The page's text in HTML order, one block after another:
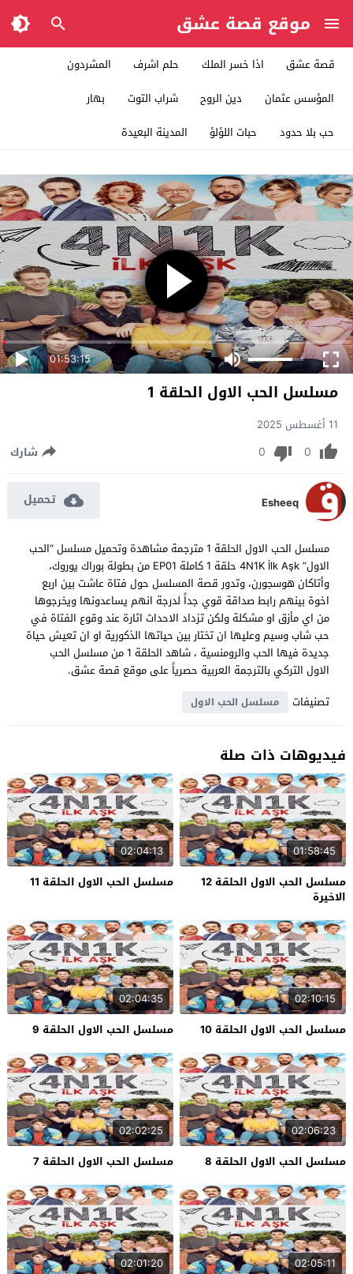
موقع قصة عشق
قصة عشق اذا خسر الملك حلم اشرف
المشردون
المؤسس عثمان
دين الروح شراب التوت
بهار
حب بلا حدود
حبات اللؤلؤ المدينة البعيدة
01:53:15
مسلسل الحب الاول الحلقة 1
11 أغسطس 2025
0
0 شارك
Esheeq تحميل
مسلسل الحب الاول الحلقة 1 مترجمة مشاهدة وتحميل مسلسل “الحب
الاول” 4N1K İlk Aşk حلقة 1 كاملة EP01 من بطولة بوراك يوروك،
وأتاكان هوسجورن، وتدور قصة المسلسل حول فتاة عاشت بين اربع
اخوة بينهم رابط صداقة قوي جداً لدرجة انهم يساعدونها ويخرجوها
من اي مأزق او مشكلة ولكن تزداد الاحداث اثارة عند وقوع الفتاة في
حب شاب وسيم وعليها ان تختار بين حياتها الذكورية او ان تعيش حياة
جديدة فيها الحب والرومنسية ، شاهد الحلقة 1 من مسلسل الحب
الاول التركي بالترجمة العربية حصرياً على موقع قصة عشق.
تصنيفات
مسلسل الحب الاول
فيديوهات ذات صلة
01:58:45
مسلسل الحب الاول الحلقة 12
الاخيرة
02:04:13
مسلسل الحب الاول الحلقة 11
02:10:15
مسلسل الحب الاول الحلقة 10
02:04:35
مسلسل الحب الاول الحلقة 9
02:06:23
مسلسل الحب الاول الحلقة 8
02:02:25
مسلسل الحب الاول الحلقة 7
02:05:11
02:01:20